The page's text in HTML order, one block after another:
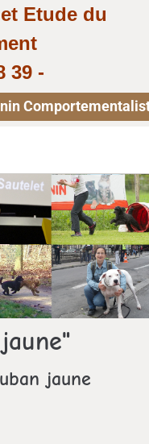
Etude du
39 -
jaune